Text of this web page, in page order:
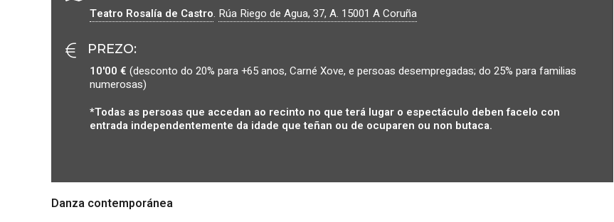
Teatro Rosalía de Castro. Rúa Riego de Agua, 37, A. 15001 A Coruña
PREZO:
10'00 € (desconto do 20% para +65 anos, Carné Xove, e persoas desempregadas; do 25% para familias
numerosas)
*Todas as persoas que accedan ao recinto no que terá lugar o espectáculo deben facelo con
entrada independentemente da idade que teñan ou de ocuparen ou non butaca.
Danza contemporánea